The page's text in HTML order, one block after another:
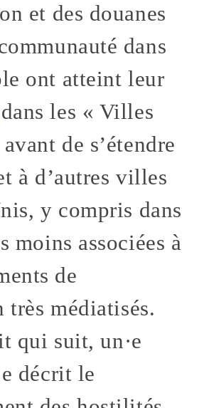
et des douanes
dans
ont atteint leur
dans les « Villes
de s’étendre
à d’autres villes
y compris dans
moins associées à
de
très médiatisés.
qui suit, un·e
décrit le